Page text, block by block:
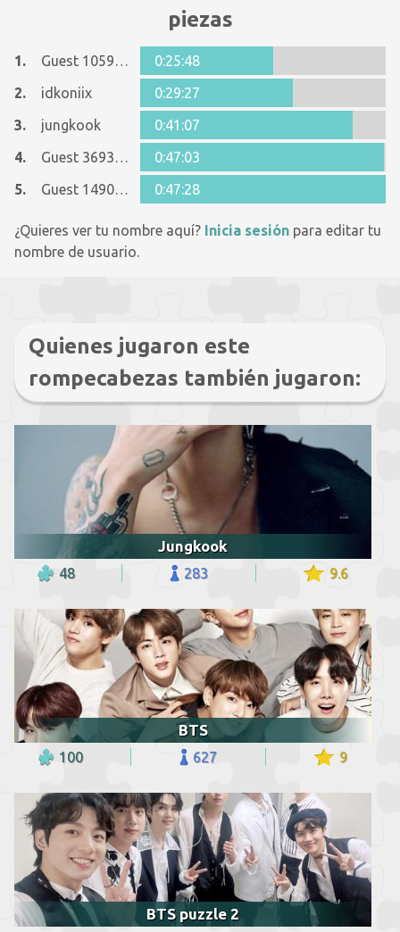
piezas
1. Guest 10591832
0:25:48
2.
idkoniix
0:29:27
3.
jungkook
0:41:07
4.
Guest 36935617
0:47:03
5.
Guest 14908297 0:47:28
¿Quieres ver tu nombre aquí? Inicia sesión para editar tu
nombre de usuario.
Quienes jugaron este
rompecabezas también jugaron:
Jungkook
48 283 9.6
BTS
100 627 9
BTS puzzle 2